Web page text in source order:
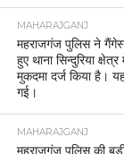
MAHARAJGANJ
महराजगंज पुलिस ने
हुए थाना सिन्दुरिया
मुकदमा दर्ज किया है।
गई।
MAHARAJGANJ
महराजगंज पुलिस की